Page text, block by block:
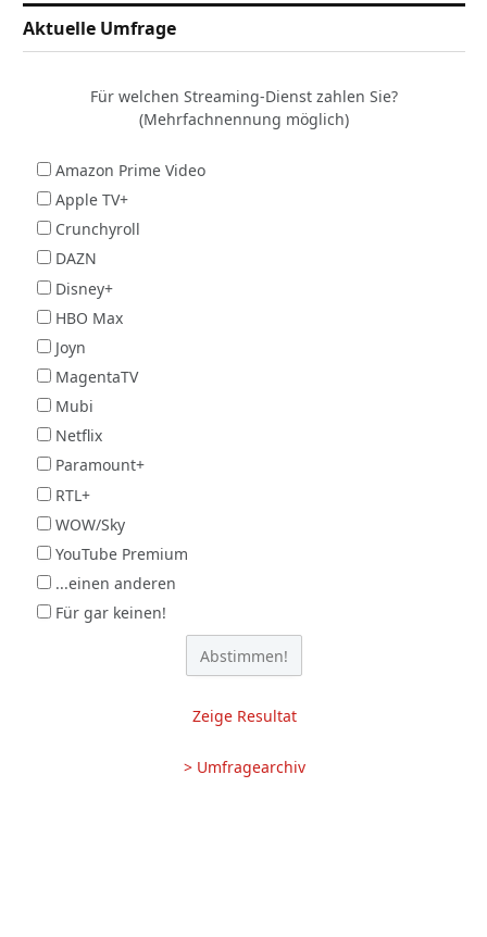
Aktuelle Umfrage
Für welchen Streaming-Dienst zahlen Sie?
(Mehrfachnennung möglich)
Amazon Prime Video
Apple TV+
Crunchyroll
DAZN
Disney+
HBO Max
Joyn
MagentaTV
Mubi
Netflix
Paramount+
RTL+
WOW/Sky
YouTube Premium
...einen anderen
Für gar keinen!
Zeige Resultat
> Umfragearchiv